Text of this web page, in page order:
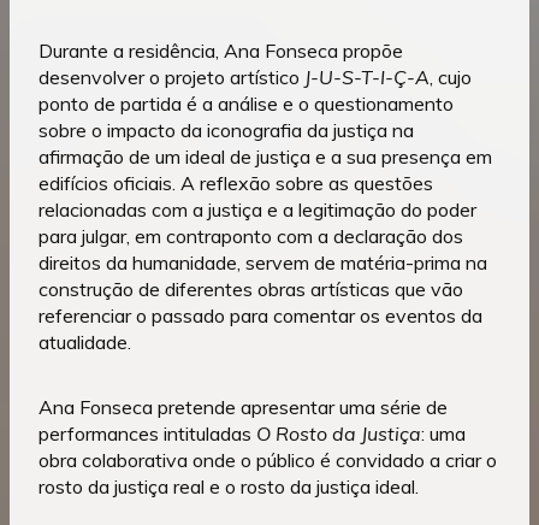
Durante a residência, Ana Fonseca propõe
desenvolver o projeto artístico J-U-S-T-I-Ç-A, cujo
ponto de partida é a análise e o questionamento
sobre o impacto da iconografia da justiça na
afirmação de um ideal de justiça e a sua presença em
edifícios oficiais. A reflexão sobre as questões
relacionadas com a justiça e a legitimação do poder
para julgar, em contraponto com a declaração dos
direitos da humanidade, servem de matéria-prima na
construção de diferentes obras artísticas que vão
referenciar o passado para comentar os eventos da
atualidade.
Ana Fonseca pretende apresentar uma série de
performances intituladas O Rosto da Justiça: uma
obra colaborativa onde o público é convidado a criar o
rosto da justiça real e o rosto da justiça ideal.